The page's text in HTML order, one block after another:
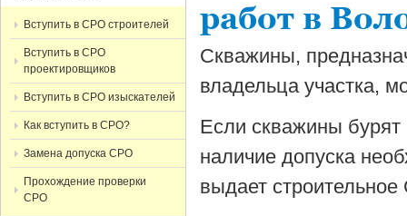
работ в
Скважины,
владельца участка,
Если скважины бурят
наличие допуска
выдает
Вступить в СРО строителей
Вступить в СРО
проектировщиков
Вступить в СРО изыскателей
Как вступить в СРО?
Замена допуска СРО
Прохождение проверки
СРО